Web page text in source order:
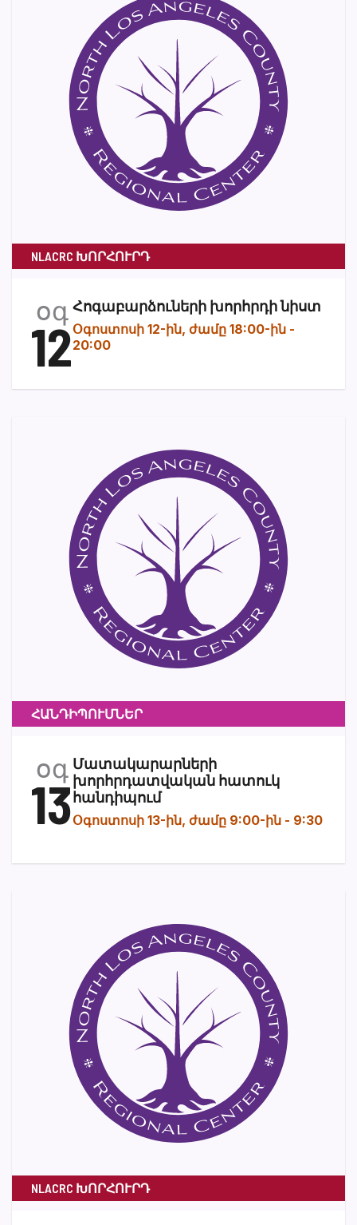
NLACRC ԽՈՐՀՈՒՐԴ
օգ
12
Հոգաբարձուների խորհրդի նիստ
Օգոստոսի 12-ին, ժամը 18:00-ին -
20:00
ՀԱՆԴԻՊՈՒՄՆԵՐ
օգ
13
Մատակարարների
խորհրդատվական հատուկ
հանդիպում
Օգոստոսի 13-ին, ժամը 9:00-ին - 9:30
NLACRC ԽՈՐՀՈՒՐԴ